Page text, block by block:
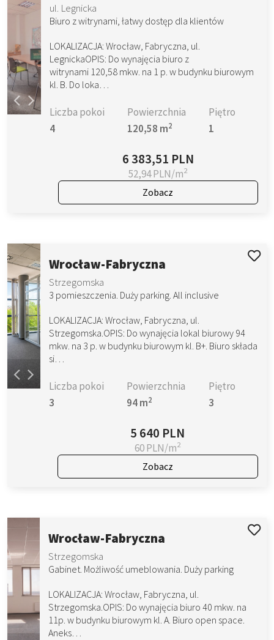
ul. Legnicka
Biuro z witrynami, łatwy dostęp dla klientów
LOKALIZACJA: Wrocław, Fabryczna, ul.
LegnickaOPIS: Do wynajęcia biuro z
witrynami 120,58 mkw. na 1 p. w budynku biurowym
kl. B. Do loka…
Liczba pokoi
4
Powierzchnia
120,58 m2
Piętro
1
6 383,51 PLN
52,94 PLN/m2
Zobacz
Wrocław-Fabryczna
Strzegomska
3 pomieszczenia. Duży parking. All inclusive
LOKALIZACJA: Wrocław, Fabryczna, ul.
Strzegomska.OPIS: Do wynajęcia lokal biurowy 94
mkw. na 3 p. w budynku biurowym kl. B+. Biuro składa
si…
Liczba pokoi
3
Powierzchnia
94 m2
Piętro
3
5 640 PLN
60 PLN/m2
Zobacz
Wrocław-Fabryczna
Strzegomska
Gabinet. Możliwość umeblowania. Duży parking
LOKALIZACJA: Wrocław, Fabryczna, ul.
Strzegomska.OPIS: Do wynajęcia biuro 40 mkw. na
11p. w budynku biurowym kl. A. Biuro open space.
Aneks…